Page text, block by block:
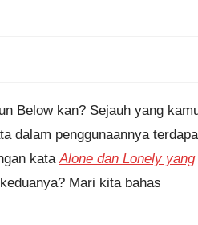
Below kan? Sejauh yang
dalam penggunaannya
kataAlone dan Lonely yang
Mari kita bahas